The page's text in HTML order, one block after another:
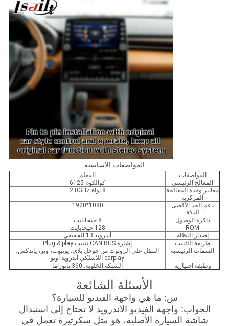
المواصفات الأساسية
المواصفات
المعلم
المعالج الرئيسي
كوالكوم 6125
معايير وحدة المعالجة
المركزية
8 نواة 2.0GHz
دعم الحد الأقصى
للدقة
1080*1920
ذاكرة الوصول
8 جيجابايت
ROM
128 جيجابايت
إصدار النظام
أندرويد 13 الحقيقي
طريقة التثبيت
إشارة CAN BUS تثبيت Plug & play
السمات الرئيسية
التنقل على الروبوت من جوجل بلاي، يوتيوب، ويز، ياندكس،
carplay اللاسلكي أندرويد أوتو
وظيفة اختيارية
الشبكة الخلوية، 360 پانوراما
الأسئلة الشائعة
س: ما هي واجهة الفيديو للسيارة؟
الجواب: واجهة الفيديو الاندرويد لا تحتاج إلى استبدال
شاشة السيارة الأصلية، هو مثل سكرتيرة تعمل في